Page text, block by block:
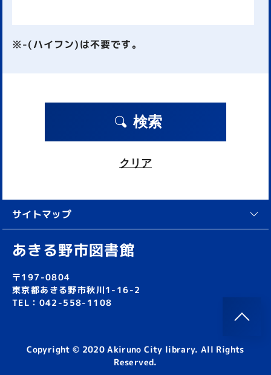
※-(ハイフン)は不要です。
検索
クリア
サイトマップ
あきる野市図書館
〒197-0804
東京都あきる野市秋川1-16-2
TEL：042-558-1108
Copyright © 2020 Akiruno City library. All Rights
Reserved.